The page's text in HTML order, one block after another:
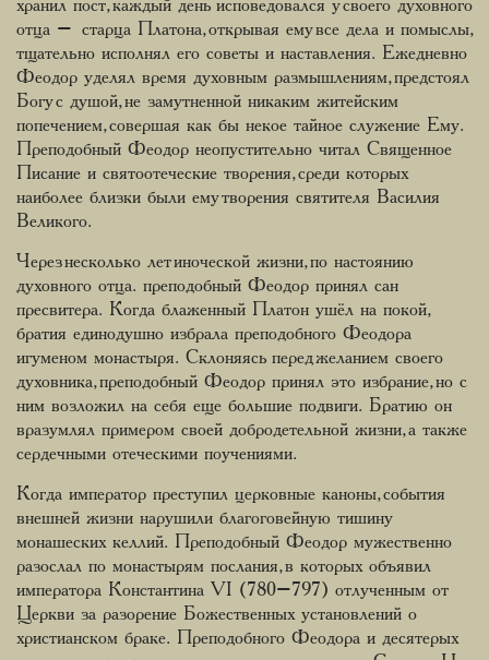
хранил пост, каждый день исповедовался у своего духовного
отца – старца Платона, открывая ему все дела и помыслы,
тщательно исполнял его советы и наставления. Ежедневно
Феодор уделял время духовным размышлениям, предстоял
Богу с душой, не замутненной никаким житейским
попечением, совершая как бы некое тайное служение Ему.
Преподобный Феодор неопустительно читал Священное
Писание и святоотеческие творения, среди которых
наиболее близки были ему творения святителя Василия
Великого.
Через несколько лет иноческой жизни, по настоянию
духовного отца. преподобный Феодор принял сан
пресвитера. Когда блаженный Платон ушёл на покой,
братия единодушно избрала преподобного Феодора
игуменом монастыря. Склоняясь перед желанием своего
духовника, преподобный Феодор принял это избрание, но с
ним возложил на себя еще большие подвиги. Братию он
вразумлял примером своей добродетельной жизни, а также
сердечными отеческими поучениями.
Когда император преступил церковные каноны, события
внешней жизни нарушили благоговейную тишину
монашеских келлий. Преподобный Феодор мужественно
разослал по монастырям послания, в которых объявил
императора Константина VI (780–797) отлученным от
Церкви за разорение Божественных установлений о
христианском браке. Преподобного Феодора и десятерых